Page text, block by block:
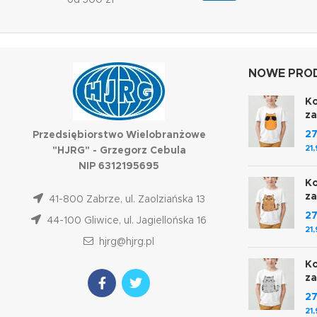
Przedsiębiorstwo Wielobranżowe
"HJRG" - Grzegorz Cebula
NIP 6312195695
41-800 Zabrze, ul. Zaolziańska 13
44-100 Gliwice, ul. Jagiellońska 16
hjrg@hjrg.pl
NOWE